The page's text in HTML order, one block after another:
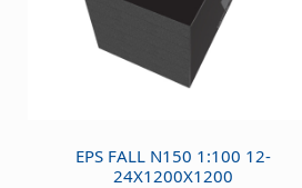
EPS FALL N150 1:100 12-
24X1200X1200